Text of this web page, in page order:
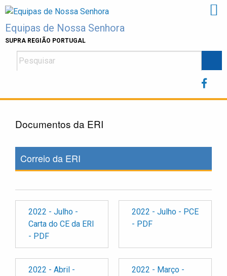
Skip
content
Equipas de Nossa Senhora
SUPRA REGIÃO PORTUGAL
Documentos da ERI
Correio da ERI
2022 - Julho -
Carta do CE da ERI
- PDF
2022 - Julho - PCE
- PDF
2022 - Abril -
2022 - Março -